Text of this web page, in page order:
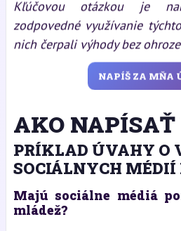
Kľúčovou otázkou je
zodpovedné využívanie
nich čerpali výhody bez
NAPÍŠ ZA MŇA
AKO
PRÍKLAD ÚVAHY O
SOCIÁLNYCH
Majú sociálne médiá
mládež?